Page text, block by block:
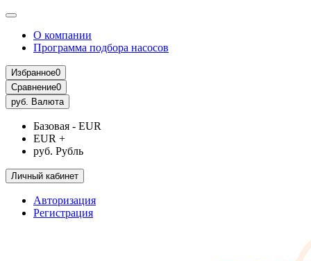
О компании
Программа подбора насосов
Избранное0
Сравнение0
руб. Валюта
Базовая - EUR
EUR +
руб. Рубль
Личный кабинет
Авторизация
Регистрация